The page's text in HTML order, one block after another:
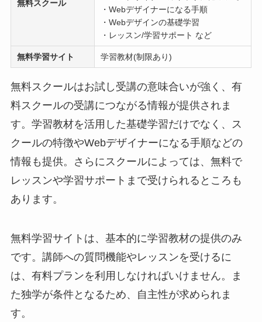
無料スクール
・Webデザイナーになる手順
・Webデザインの基礎学習
・レッスン/学習サポート など
無料学習サイト 学習教材(制限あり)
無料スクールはお試し受講の意味合いが強く、有
料スクールの受講につながる情報が提供されま
す。学習教材を活用した基礎学習だけでなく、ス
クールの特徴やWebデザイナーになる手順などの
情報も提供。さらにスクールによっては、無料で
レッスンや学習サポートまで受けられるところも
あります。
無料学習サイトは、基本的に学習教材の提供のみ
です。講師への質問機能やレッスンを受けるに
は、有料プランを利用しなければいけません。ま
た独学が条件となるため、自主性が求められま
す。